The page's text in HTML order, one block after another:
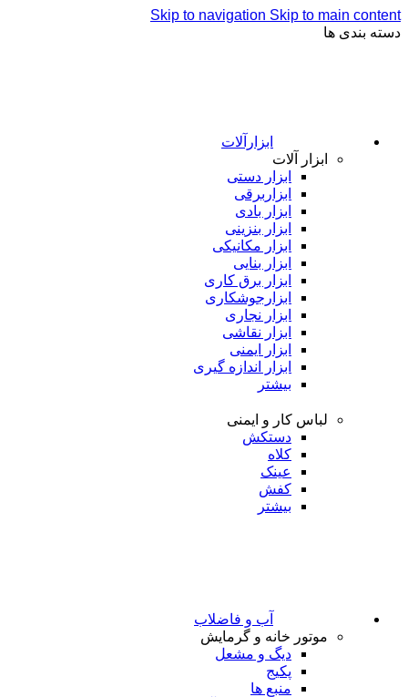
Skip to navigation Skip to main content
دسته بندی ها
ابزارآلات
ابزار آلات
ابزار دستی
ابزاربرقی
ابزار بادی
ابزار بنزینی
ابزار مکانیکی
ابزار بنایی
ابزار برق کاری
ابزارجوشکاری
ابزار نجاری
ابزار نقاشی
ابزار ایمنی
ابزار اندازه گیری
بیشتر
لباس کار و ایمنی
دستکش
کلاه
عینک
کفش
بیشتر
آب و فاضلاب
موتور خانه و گرمایش
دیگ و مشعل
پکیج
منبع ها